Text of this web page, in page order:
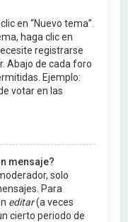
en “Nuevo tema”.
haga clic en
registrarse
Abajo de cada foro
Ejemplo:
votar en las
mensaje?
solo
Para
editar(a veces
cierto periodo de